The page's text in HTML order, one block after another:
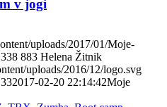
v jogi
uploads/2017/01/Moje-
338 883 Helena Žitnik
uploads/2016/12/logo.svg
2017-02-20 22:14:42Moje